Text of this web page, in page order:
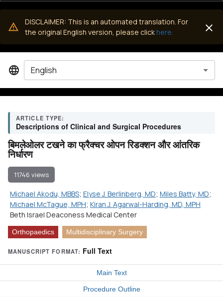
DISCLAIMER: This is an automated translation. For
the original English version, please click here.
ARTICLE TYPE:
Descriptions of Clinical and Surgical Procedures
बिमलेओलर टखने का फ्रैक्चर ओपन रिडक्शन और आंतरिक
निर्धारण
11746 views
Michael Akodu, MBBS; Elyse J. Berlinberg, MD; Miles Batty, MD;
Michael McTague, MPH; Kiran J. Agarwal-Harding, MD, MPH
Beth Israel Deaconess Medical Center
Orthopaedics Multidisciplinary Surgery
MANUSCRIPT FORMAT: Full Text
Main Text
Procedure Outline
English